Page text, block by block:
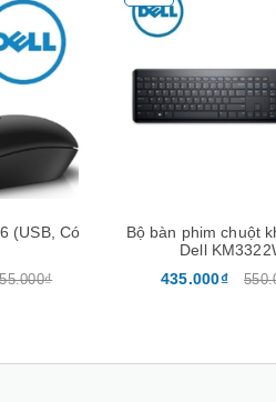
Bộ bàn phim chuột không dây
435.000₫
550.000₫
Mua hàng Mua